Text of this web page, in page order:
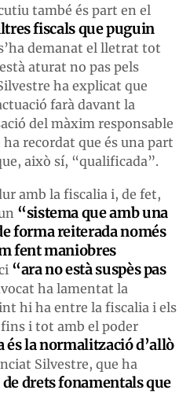
també és part en el
fiscals que puguin
demanat el lletrat tot
aturat no pas pels
ha explicat que
farà davant la
del màxim responsable
recordat que és una part
això sí, “qualificada”.
amb la fiscalia i, de fet,
“sistema que amb una
forma reiterada només
fent maniobres
“ara no està suspès pas
ha lamentat la
hi ha entre la fiscalia i els
i tot amb el poder
és la normalització d’allò
Silvestre, que ha
de drets fonamentals que